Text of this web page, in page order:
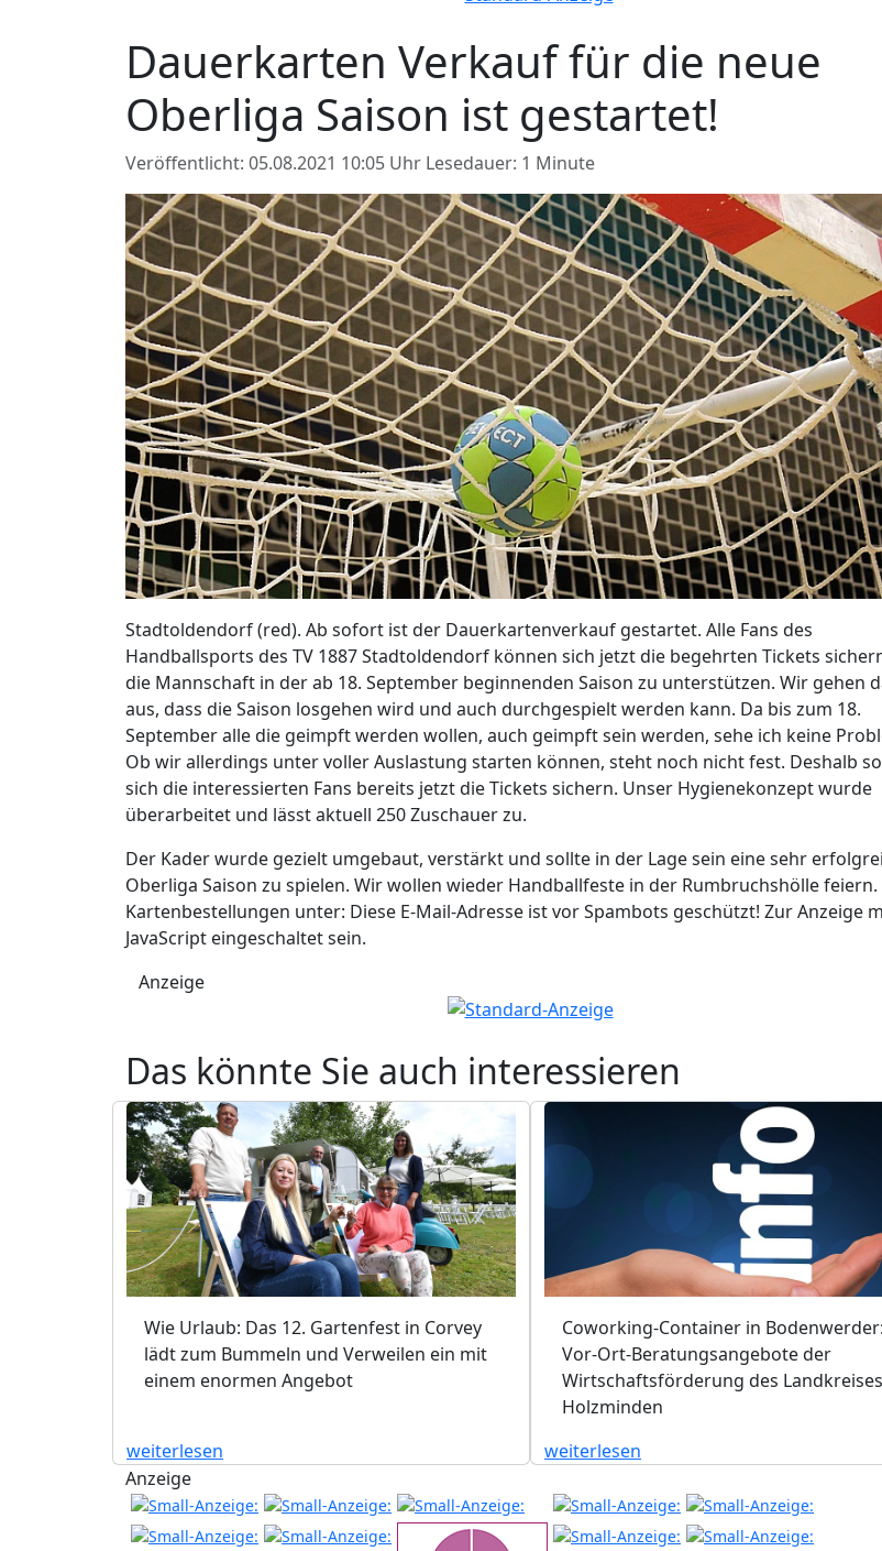
Dauerkarten Verkauf für die neue
Oberliga Saison ist gestartet!
Veröffentlicht: 05.08.2021 10:05 Uhr Lesedauer: 1 Minute
Stadtoldendorf (red). Ab sofort ist der Dauerkartenverkauf gestartet. Alle Fans des
Handballsports des TV 1887 Stadtoldendorf können sich jetzt die begehrten Tickets
die Mannschaft in der ab 18. September beginnenden Saison zu unterstützen. Wir gehen
aus, dass die Saison losgehen wird und auch durchgespielt werden kann. Da bis zum 18.
September alle die geimpft werden wollen, auch geimpft sein werden, sehe ich keine
Ob wir allerdings unter voller Auslastung starten können, steht noch nicht fest. Deshalb
sich die interessierten Fans bereits jetzt die Tickets sichern. Unser Hygienekonzept wurde
überarbeitet und lässt aktuell 250 Zuschauer zu.
Der Kader wurde gezielt umgebaut, verstärkt und sollte in der Lage sein eine sehr
Oberliga Saison zu spielen. Wir wollen wieder Handballfeste in der Rumbruchshölle feiern.
Kartenbestellungen unter: Diese E-Mail-Adresse ist vor Spambots geschützt! Zur Anzeige
JavaScript eingeschaltet sein.
Anzeige
Das könnte Sie auch interessieren
Wie Urlaub: Das 12. Gartenfest in Corvey
lädt zum Bummeln und Verweilen ein mit
einem enormen Angebot
weiterlesen
Coworking-Container in Bodenwerder:
Vor-Ort-Beratungsangebote der
Wirtschaftsförderung des Landkreises
Holzminden
weiterlesen
Anzeige